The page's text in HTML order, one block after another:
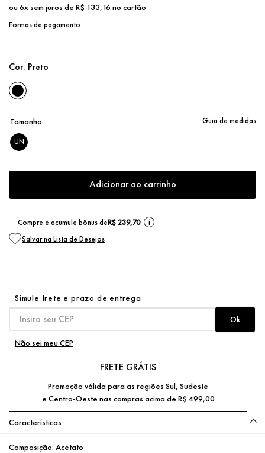
ou6x sem juros de R$ 133,16 no cartão
Formas de pagamento
Cor: Preto
Tamanho
UN
Guia de medidas
Adicionar ao carrinho
Compre e acumule bônus deR$ 239,70 i
Não sei meu CEP
FRETE GRÁTIS
Promoção válida para as regiões Sul, Sudeste
e Centro-Oeste nas compras acima de R$ 499,00
Características
Composição: Acetato